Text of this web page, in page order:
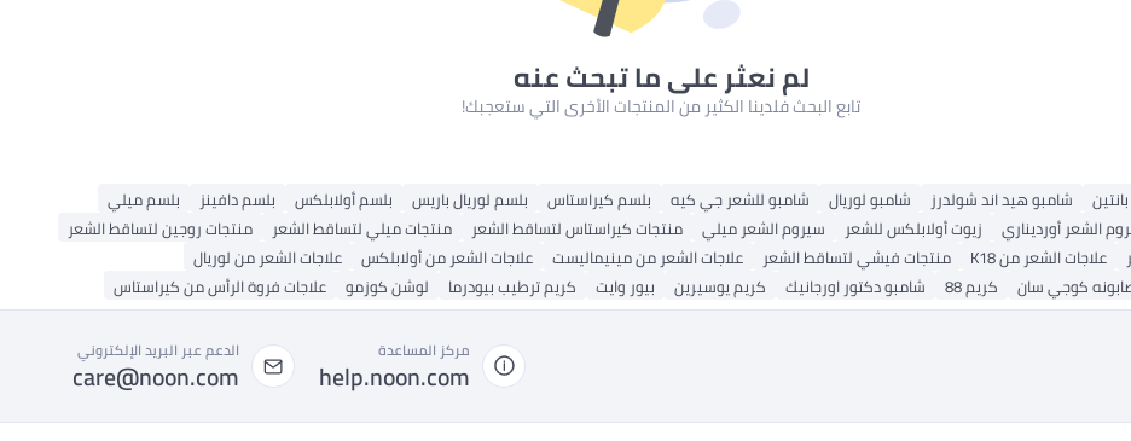
لم نعثر على ما تبحث عنه
تابع البحث فلدينا الكثير من المنتجات الأخرى التي ستعجبك!
شامبو هيد اند شولدرز شامبو لوريال شامبو للشعر جي كيه بلسم كيراستاس بلسم لوريال باريس بلسم أولابلكس بلسم دافينز
بلسم ميلي
الشعر أورديناري زيوت أولابلكس للشعر سيروم الشعر ميلي منتجات كيراستاس لتساقط الشعر منتجات ميلي لتساقط الشعر
منتجات روجين لتساقط الشعر
علاجات الشعر من K18 منتجات فيشي لتساقط الشعر علاجات الشعر من مينيماليست علاجات الشعر من أولابلكس
علاجات الشعر من لوريال
كوجي سان كريم 88 شامبو دكتور اورجانيك كريم يوسيرين بيور وايت كريم ترطيب بيودرما لوشن كوزمو علاجات فروة الرأس من كيراستاس
مركز المساعدة
help.noon.com
الدعم عبر البريد الإلكتروني
care@noon.com